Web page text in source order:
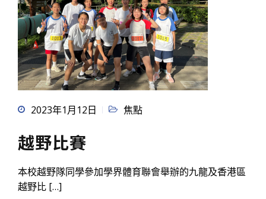
2023年1月12日 焦點
越野比賽
本校越野隊同學參加學界體育聯會舉辦的九龍及香港區
越野比 […]